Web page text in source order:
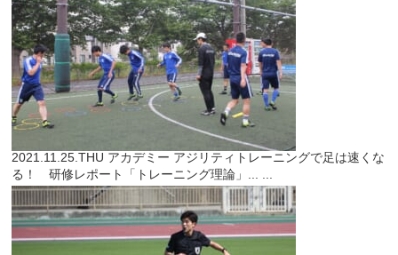
2021.11.25.THU アカデミー アジリティトレーニングで足は速くな
る！ 研修レポート「トレーニング理論」... ...